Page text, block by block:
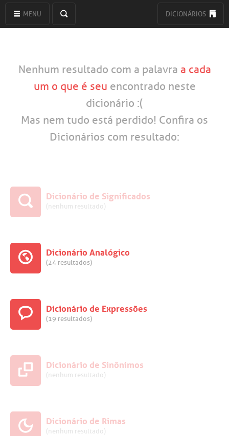
MENU DICIONÁRIOS
Nenhum resultado com a palavra a cada
um o que é seu encontrado neste
dicionário :(
Mas nem tudo está perdido! Confira os
Dicionários com resultado:
Dicionário de Significados
(nenhum resultado)
Dicionário Analógico
(24 resultados)
Dicionário de Expressões
(19 resultados)
Dicionário de Sinônimos
(nenhum resultado)
Dicionário de Rimas
(nenhum resultado)